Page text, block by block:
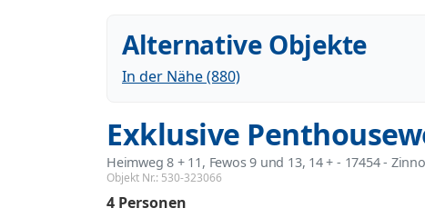
Alternative Objekte
In der Nähe (880)
Exklusive
Heimweg 8 + 11, Fewos 9 und 13, 14 + - 17454 -
Objekt Nr.: 530-323066
4 Personen